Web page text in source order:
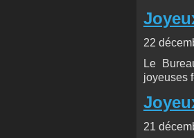
22
Le
joyeuses
21